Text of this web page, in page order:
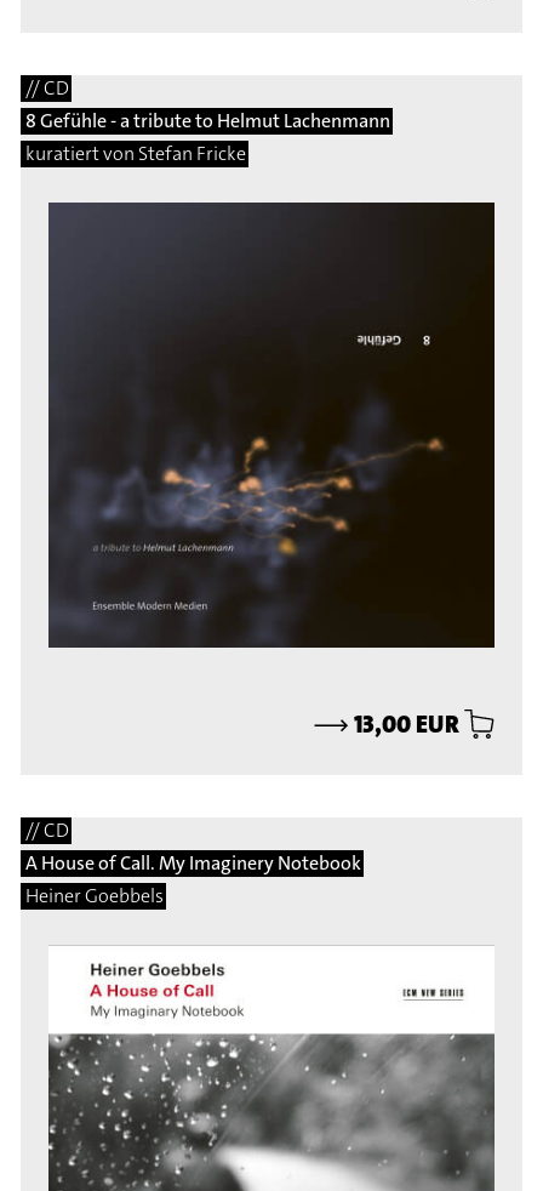
// CD
8 Gefühle - a tribute to Helmut Lachenmann
kuratiert von Stefan Fricke
⟶13,00 EUR
// CD
A House of Call. My Imaginery Notebook
Heiner Goebbels